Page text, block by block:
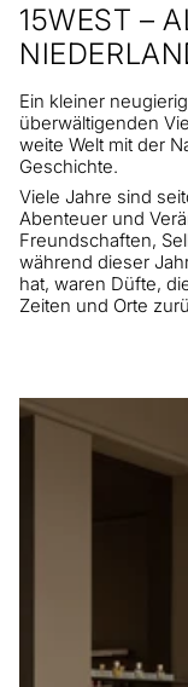
15WEST –
Ein kleiner
überwältigenden
weite Welt mit der
Geschichte.
Viele Jahre sind
Abenteuer und
Freundschaften,
während dieser
hat, waren Düfte,
Zeiten und Orte